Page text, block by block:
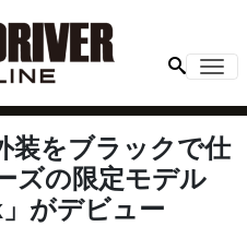
装をブラックで仕
ズの限定モデル
がデビュー